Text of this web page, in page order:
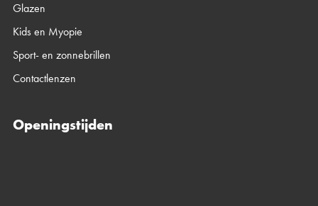
Glazen
Kids en Myopie
Sport- en zonnebrillen
Contactlenzen
Openingstijden